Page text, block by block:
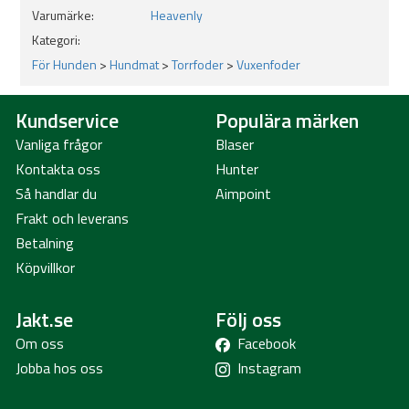
Varumärke:
Heavenly
Kategori:
För Hunden >Hundmat>Torrfoder>Vuxenfoder
Kundservice
Vanliga frågor
Kontakta oss
Så handlar du
Frakt och leverans
Betalning
Köpvillkor
Populära märken
Blaser
Hunter
Aimpoint
Jakt.se
Om oss
Jobba hos oss
Följ oss
Facebook
Instagram